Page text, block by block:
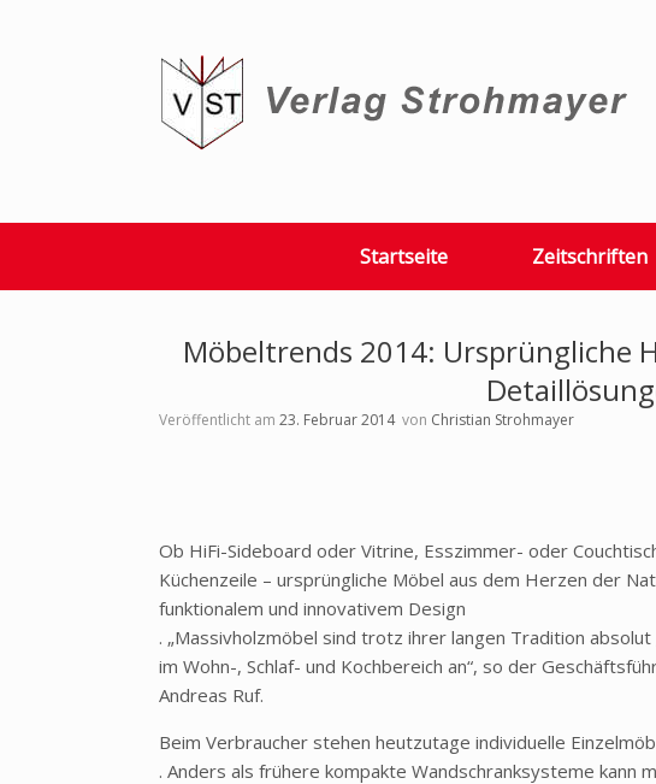
Startseite Zeitschriften
Möbeltrends 2014: Ursprüngliche
Veröffentlicht am 23. Februar 2014 von Christian Strohmayer
Ob HiFi-Sideboard oder Vitrine, Esszimmer- oder
Küchenzeile – ursprüngliche Möbel aus dem Herzen der
funktionalem und innovativem Design
. „Massivholzmöbel sind trotz ihrer langen Tradition absolut
im Wohn-, Schlaf- und Kochbereich an“, so der
Andreas Ruf.
Beim Verbraucher stehen heutzutage individuelle
. Anders als frühere kompakte Wandschranksysteme kann